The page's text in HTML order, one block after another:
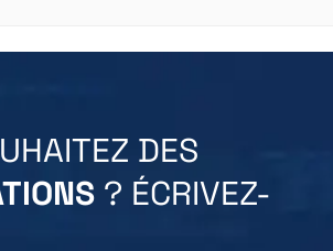
DES
? ÉCRIVEZ-